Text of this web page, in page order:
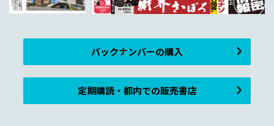
バックナンバーの購入
定期購読・都内での販売書店